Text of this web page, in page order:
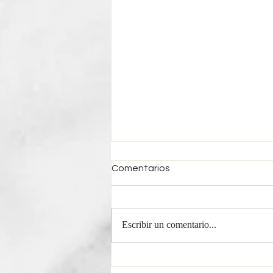
Comentarios
Escribir un comentario...